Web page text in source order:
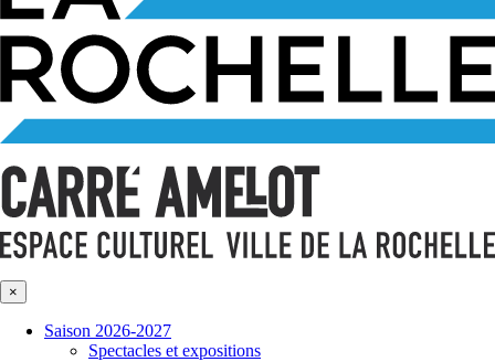
×
Saison 2026-2027
Spectacles et expositions